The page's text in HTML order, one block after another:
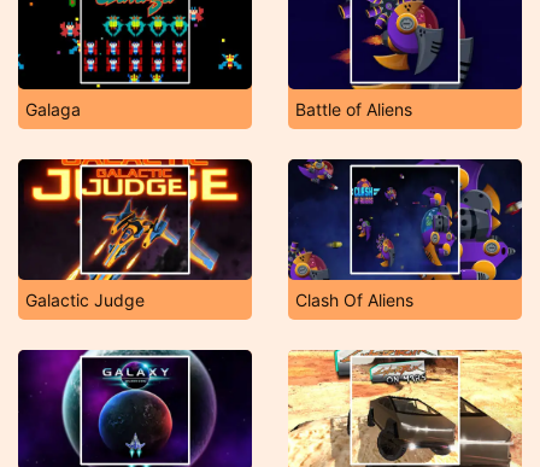
Galaga Battle of Aliens
Galactic Judge Clash Of Aliens